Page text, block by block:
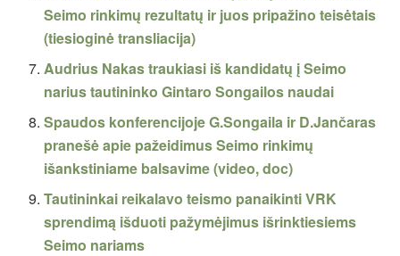
Seimo rinkimų rezultatų ir juos pripažino teisėtais
(tiesioginė transliacija)
Audrius Nakas traukiasi iš kandidatų į Seimo
narius tautininko Gintaro Songailos naudai
Spaudos konferencijoje G.Songaila ir D.Jančaras
pranešė apie pažeidimus Seimo rinkimų
išankstiniame balsavime (video, doc)
Tautininkai reikalavo teismo panaikinti VRK
sprendimą išduoti pažymėjimus išrinktiesiems
Seimo nariams